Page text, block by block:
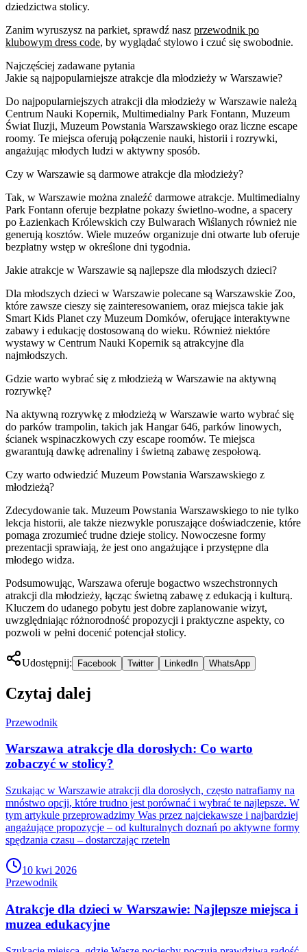
dziedzictwa stolicy.
Zanim wyruszysz na parkiet, sprawdź nasz przewodnik po
klubowym dress code, by wyglądać stylowo i czuć się swobodnie.
Najczęściej zadawane pytania
Jakie są najpopularniejsze atrakcje dla młodzieży w Warszawie?
Do najpopularniejszych atrakcji dla młodzieży w Warszawie należą
Centrum Nauki Kopernik, Multimedialny Park Fontann, Muzeum
Świat Iluzji, Muzeum Powstania Warszawskiego oraz liczne escape
roomy. Te miejsca oferują połączenie nauki, historii i rozrywki,
angażując młodych ludzi w aktywny sposób.
Czy w Warszawie są darmowe atrakcje dla młodzieży?
Tak, w Warszawie można znaleźć darmowe atrakcje. Multimedialny
Park Fontann oferuje bezpłatne pokazy świetlno-wodne, a spacery
po Łazienkach Królewskich czy Bulwarach Wiślanych również nie
generują kosztów. Wiele muzeów organizuje dni otwarte lub oferuje
bezpłatny wstęp w określone dni tygodnia.
Jakie atrakcje w Warszawie są najlepsze dla młodszych dzieci?
Dla młodszych dzieci w Warszawie polecane są Warszawskie Zoo,
które zawsze cieszy się zainteresowaniem, oraz miejsca takie jak
Smart Kids Planet czy Muzeum Domków, oferujące interaktywne
zabawy i edukację dostosowaną do wieku. Również niektóre
wystawy w Centrum Nauki Kopernik są atrakcyjne dla
najmłodszych.
Gdzie warto wybrać się z młodzieżą w Warszawie na aktywną
rozrywkę?
Na aktywną rozrywkę z młodzieżą w Warszawie warto wybrać się
do parków trampolin, takich jak Hangar 646, parków linowych,
ścianek wspinaczkowych czy escape roomów. Te miejsca
gwarantują dawkę adrenaliny i świetną zabawę zespołową.
Czy warto odwiedzić Muzeum Powstania Warszawskiego z
młodzieżą?
Zdecydowanie tak. Muzeum Powstania Warszawskiego to nie tylko
lekcja historii, ale także niezwykle poruszające doświadczenie, które
pomaga zrozumieć trudne dzieje stolicy. Nowoczesne formy
prezentacji sprawiają, że jest ono angażujące i przystępne dla
młodego widza.
Podsumowując, Warszawa oferuje bogactwo wszechstronnych
atrakcji dla młodzieży, łącząc świetną zabawę z edukacją i kulturą.
Kluczem do udanego pobytu jest dobre zaplanowanie wizyt,
uwzględniając różnorodność propozycji i praktyczne aspekty, co
pozwoli w pełni docenić potencjał stolicy.
Udostępnij: Facebook Twitter LinkedIn WhatsApp
Czytaj dalej
Przewodnik
Warszawa atrakcje dla dorosłych: Co warto
zobaczyć w stolicy?
Szukając w Warszawie atrakcji dla dorosłych, często natrafiamy na
mnóstwo opcji, które trudno jest porównać i wybrać te najlepsze. W
tym artykule przeprowadzimy Was przez najciekawsze i najbardziej
angażujące propozycje – od kulturalnych doznań po aktywne formy
spędzania czasu – dostarczając rzeteln
10 kwi 2026
Przewodnik
Atrakcje dla dzieci w Warszawie: Najlepsze miejsca i
muzea edukacyjne